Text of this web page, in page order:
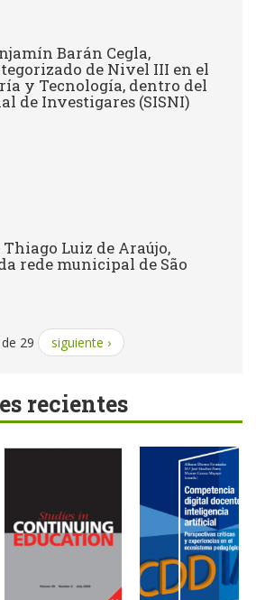
Barán Cegla,
de Nivel III en el
y Tecnología, dentro del
de Investigares (SISNI)
Luiz de Araújo,
rede municipal de São
29 siguiente ›
recientes